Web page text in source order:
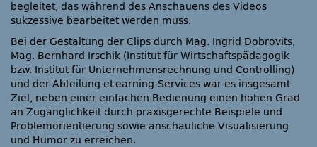
begleitet, das während des Anschauens des Videos
sukzessive bearbeitet werden muss.
Bei der Gestaltung der Clips durch Mag. Ingrid Dobrovits,
Mag. Bernhard Irschik (Institut für Wirtschaftspädagogik
bzw. Institut für Unternehmensrechnung und Controlling)
und der Abteilung eLearning-Services war es insgesamt
Ziel, neben einer einfachen Bedienung einen hohen Grad
an Zugänglichkeit durch praxisgerechte Beispiele und
Problemorientierung sowie anschauliche Visualisierung
und Humor zu erreichen.